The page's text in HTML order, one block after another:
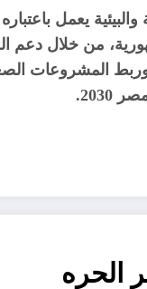
يعمل باعتباره
من خلال دعم
وربط المشروعات
الحره